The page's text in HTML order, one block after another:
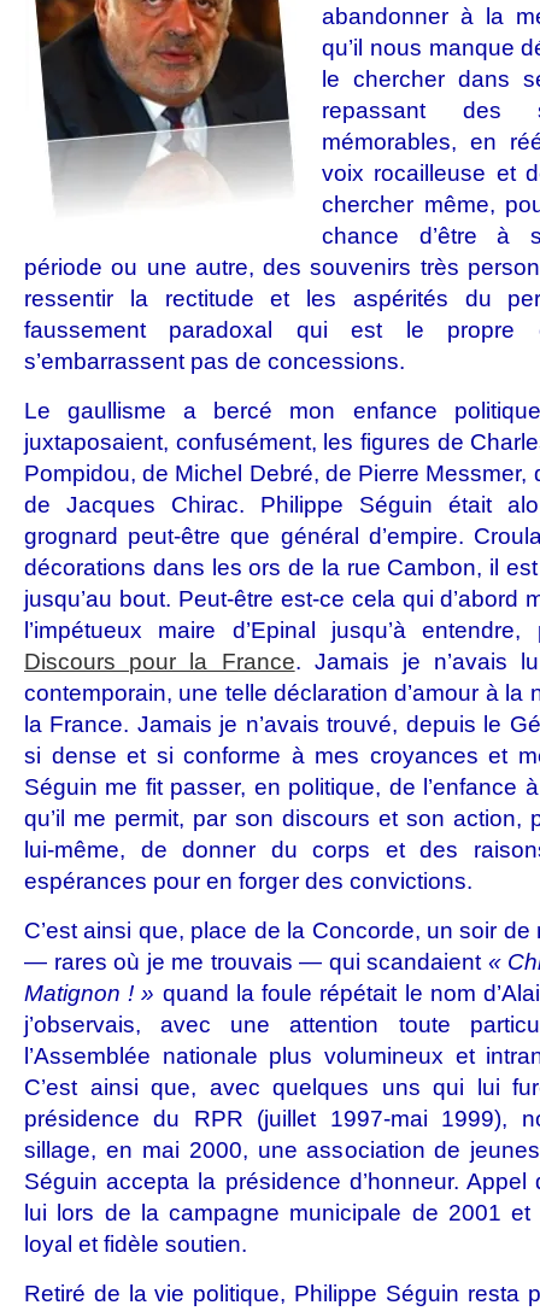
abandonner à la
qu’il nous manque
le chercher dans
repassant des
mémorables, en
voix rocailleuse et
chercher même,
chance d’être à
période ou une autre, des souvenirs très
ressentir la rectitude et les aspérités du
faussement paradoxal qui est le
s’embarrassent pas de concessions.
Le gaullisme a bercé mon enfance
juxtaposaient, confusément, les figures de
Pompidou, de Michel Debré, de Pierre Messmer,
de Jacques Chirac. Philippe Séguin était
grognard peut-être que général d’empire.
décorations dans les ors de la rue Cambon, il
jusqu’au bout. Peut-être est-ce cela qui d’abord
l’impétueux maire d’Epinal jusqu’à
Discours pour la France. Jamais je n’avais
contemporain, une telle déclaration d’amour à la
la France. Jamais je n’avais trouvé, depuis le
si dense et si conforme à mes croyances et
Séguin me fit passer, en politique, de l’enfance à
qu’il me permit, par son discours et son action,
lui-même, de donner du corps et des
espérances pour en forger des convictions.
C’est ainsi que, place de la Concorde, un soir de
— rares où je me trouvais — qui scandaient «
Matignon ! » quand la foule répétait le nom
j’observais, avec une attention toute
l’Assemblée nationale plus volumineux et
C’est ainsi que, avec quelques uns qui lui
présidence du RPR (juillet 1997-mai 1999),
sillage, en mai 2000, une association de
Séguin accepta la présidence d’honneur. Appel
lui lors de la campagne municipale de 2001
loyal et fidèle soutien.
Retiré de la vie politique, Philippe Séguin resta